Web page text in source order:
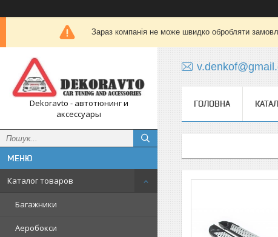
Зараз компанія не може швидко обробляти
Dekoravto - автотюнинг и
аксессуары
Каталог товаров
Багажники
Аеробокси
ГОЛОВНА